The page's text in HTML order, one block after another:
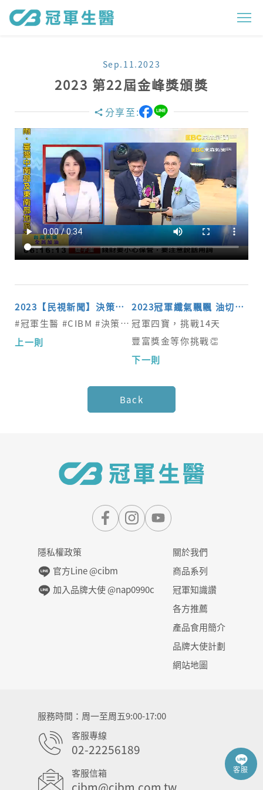
2
0
2
2
屆
金
峰
獎
頒
獎
Sep.11.2023
2023 第22屆金峰獎頒獎
分享至:
2023【民視新聞】決策者專訪
#冠軍生醫 #CIBM #決策者專訪
2023冠軍纖氣飄飄 油切競賽
冠軍四寶，挑戰14天
豐富獎金等你挑戰👏
Back
隱私權政策
官方Line @cibm
加入品牌大使 @nap0990c
關於我們
商品系列
冠軍知識讚
各方推薦
產品食用簡介
品牌大使計劃
網站地圖
服務時間
周一至周五9:00-17:00
客服專線
02-22256189
客服信箱 客服